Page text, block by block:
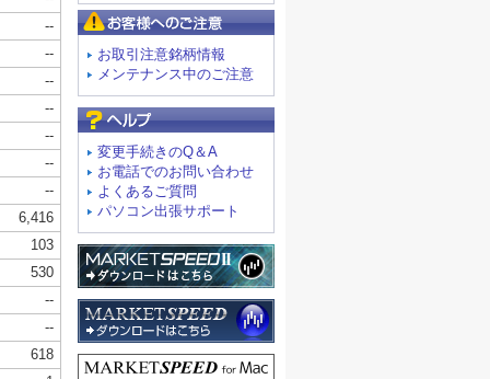
お取引注意銘柄情報
メンテナンス中のご注意
変更手続きのQ＆A
お電話でのお問い合わせ
よくあるご質問
パソコン出張サポート